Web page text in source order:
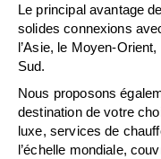
Le principal avantage
solides connexions
l’Asie, le Moyen-
Sud.
Nous proposons
destination de votre
luxe, services de
l’échelle mondiale,